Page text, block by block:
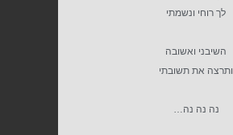
לך רוחי ונשמתי
השיבני ואשובה
ותרצה את תשובתי
נה נה נה…